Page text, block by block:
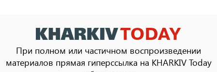
При полном или частичном воспроизведении
материалов прямая гиперссылка на KHARKIV Today